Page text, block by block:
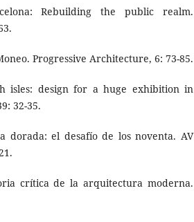
Rebuilding the public realm.
Progressive Architecture, 6: 73-85.
isles: design for a huge exhibition in
32-35.
dorada: el desafío de los noventa. AV
crítica de la arquitectura moderna.